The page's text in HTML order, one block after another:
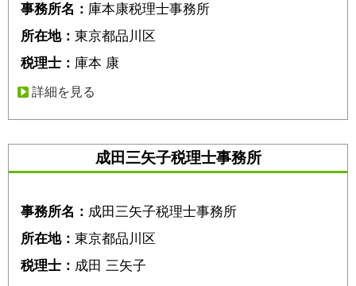
事務所名： 庫本康税理士事務所
所在地： 東京都品川区
税理士： 庫本 康
詳細を見る
成田三矢子税理士事務所
事務所名： 成田三矢子税理士事務所
所在地： 東京都品川区
税理士： 成田 三矢子